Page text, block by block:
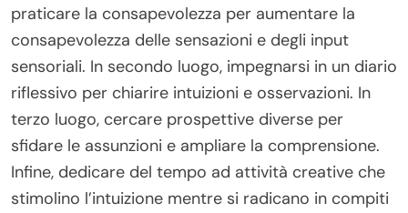
praticare la consapevolezza per aumentare la
consapevolezza delle sensazioni e degli input
sensoriali. In secondo luogo, impegnarsi in un diario
riflessivo per chiarire intuizioni e osservazioni. In
terzo luogo, cercare prospettive diverse per
sfidare le assunzioni e ampliare la comprensione.
Infine, dedicare del tempo ad attività creative che
stimolino l’intuizione mentre si radicano in compiti